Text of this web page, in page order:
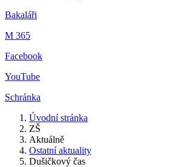
Bakaláři
M 365
Facebook
YouTube
Schránka
Úvodní stránka
ZŠ
Aktuálně
Ostatní aktuality
Dušičkový čas